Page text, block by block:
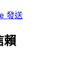
發送
賴